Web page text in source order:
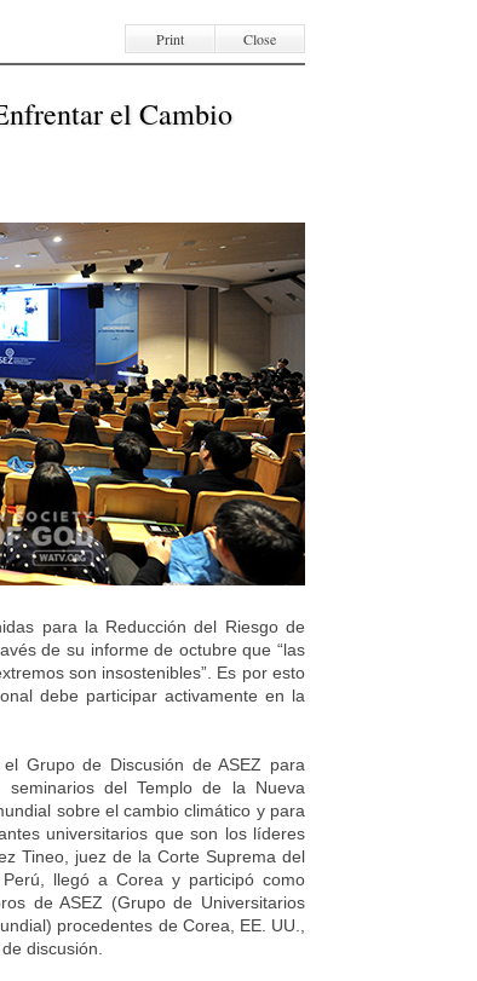
Print Close
el Cambio
para la Reducción del Riesgo de
de su informe de octubre que “las
son insostenibles”. Es por esto
debe participar activamente en la
Grupo de Discusión de ASEZ para
del Templo de la Nueva
sobre el cambio climático y para
universitarios que son los líderes
Tineo, juez de la Corte Suprema del
llegó a Corea y participó como
de ASEZ (Grupo de Universitarios
procedentes de Corea, EE. UU.,
discusión.